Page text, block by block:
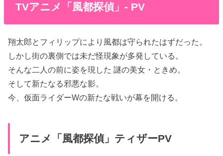
TVアニメ「風都探偵」- PV
翔太郎とフィリップにより風都は守られたはずだった。
しかし街の裏側では未だ怪現象が多発している。
そんな二人の前に姿を現した 謎の美女・ときめ。
そして新たなる邪悪な影。
今、仮面ライダーWの新たな戦いが幕を開ける。
アニメ「風都探偵」ティザーPV